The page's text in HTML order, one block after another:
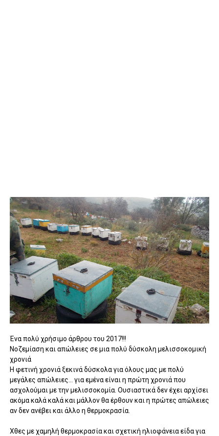
Ένα πολύ χρήσιμο άρθρου του 2017!!!
Νοζεμίαση και απώλειες σε μια πολύ δύσκολη μελισσοκομική
χρονιά
H φετινή χρονιά ξεκινά δύσκολα για όλους μας με πολύ
μεγάλες απώλειες… για εμένα είναι η πρώτη χρονιά που
ασχολούμαι με την μελισσοκομία. Ουσιαστικά δεν έχει αρχίσει
ακόμα καλά καλά και μάλλον θα έρθουν και η πρώτες απώλειες
αν δεν ανέβει και άλλο η θερμοκρασία.
Χθες με χαμηλή θερμοκρασία και σχετική ηλιοφάνεια είδα για